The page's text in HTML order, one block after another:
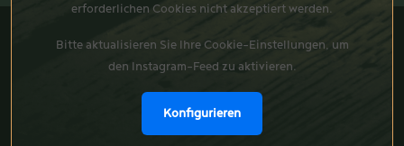
erforderlichen Cookies nicht akzeptiert werden.
Bitte aktualisieren Sie Ihre Cookie-Einstellungen, um
den Instagram-Feed zu aktivieren.
Konfigurieren